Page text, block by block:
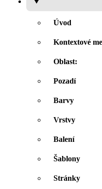
Úvod
Kontextové
Oblast:
Pozadí
Barvy
Vrstvy
Balení
Šablony
Stránky